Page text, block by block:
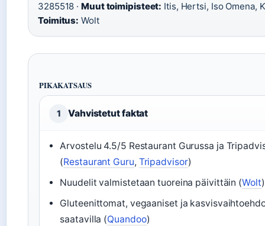
3285518 ·Muut toimipisteet: Itis, Hertsi, Iso Omena,
Toimitus: Wolt
PIKAKATSAUS
1 Vahvistetut faktat
Arvostelu 4.5/5 Restaurant Gurussa ja
(Restaurant Guru, Tripadvisor)
Nuudelit valmistetaan tuoreina päivittäin (Wolt)
Gluteenittomat, vegaaniset ja
saatavilla (Quandoo)